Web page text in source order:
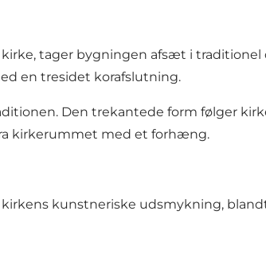
tager bygningen afsæt i
en tresidet korafslutning.
Den trekantede form følger
kirkerummet med et forhæng.
kunstneriske udsmykning,